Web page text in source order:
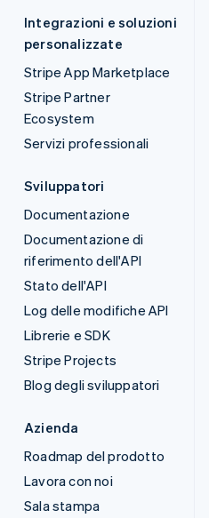
Integrazioni e soluzioni
personalizzate
Stripe App Marketplace
Stripe Partner
Ecosystem
Servizi professionali
Sviluppatori
Documentazione
Documentazione di
riferimento dell'API
Stato dell'API
Log delle modifiche API
Librerie e SDK
Stripe Projects
Blog degli sviluppatori
Azienda
Roadmap del prodotto
Lavora con noi
Sala stampa